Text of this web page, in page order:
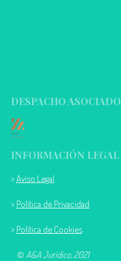
DESPACHO ASOCIADO
INFORMACIÓN LEGAL
>Aviso Legal
> Política de Privacidad
> Política de Cookies
© A&A Jurídico, 2021